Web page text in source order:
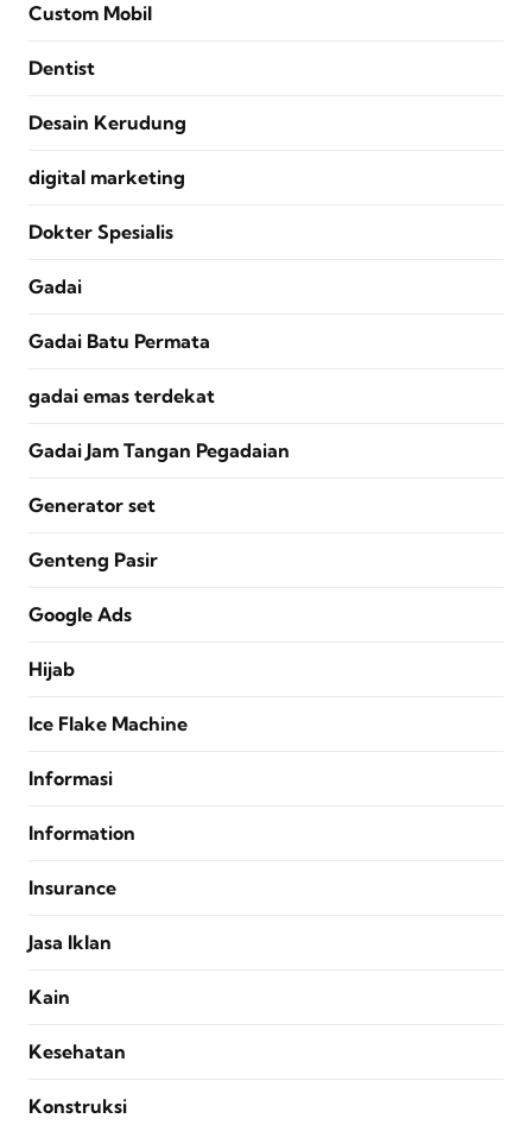
Custom Mobil
Dentist
Desain Kerudung
digital marketing
Dokter Spesialis
Gadai
Gadai Batu Permata
gadai emas terdekat
Gadai Jam Tangan Pegadaian
Generator set
Genteng Pasir
Google Ads
Hijab
Ice Flake Machine
Informasi
Information
Insurance
Jasa Iklan
Kain
Kesehatan
Konstruksi